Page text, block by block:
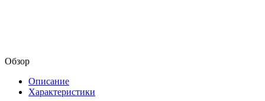
Обзор
Описание
Характеристики